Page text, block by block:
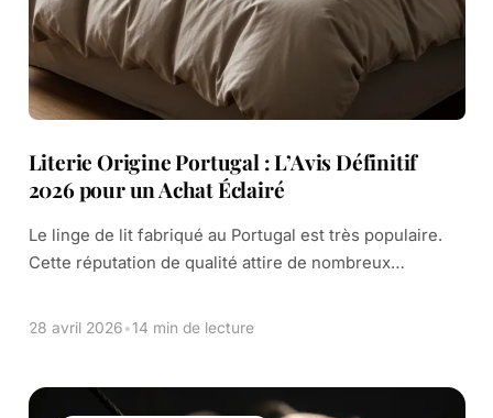
Literie Origine Portugal : L’Avis Définitif
2026 pour un Achat Éclairé
Le linge de lit fabriqué au Portugal est très populaire.
Cette réputation de qualité attire de nombreux
le recommandent. Le […]
28 avril 2026•14 min de lecture